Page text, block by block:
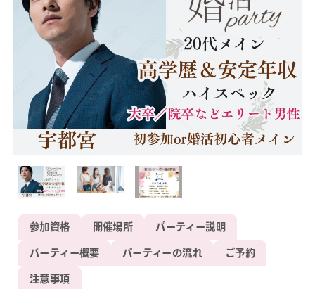
参加資格 開催場所
パーティー説明
パーティー概要
パーティーの流れ
ご予約
注意事項